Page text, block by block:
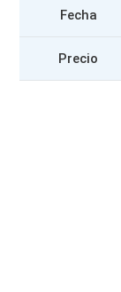
Fecha
Precio